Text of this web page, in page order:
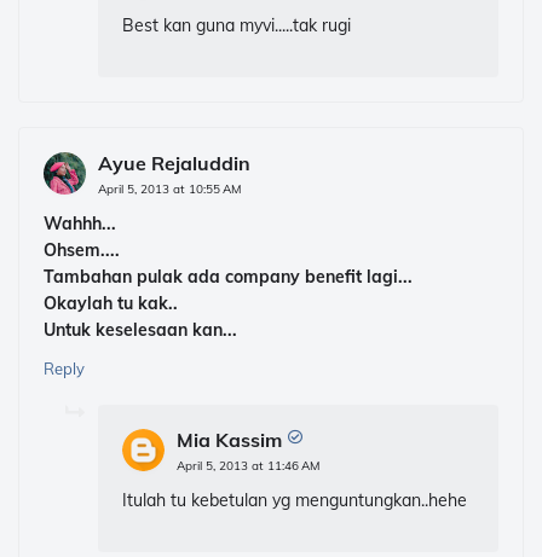
Best kan guna myvi.....tak rugi
Ayue Rejaluddin
April 5, 2013 at 10:55 AM
Wahhh...
Ohsem....
Tambahan pulak ada company benefit lagi...
Okaylah tu kak..
Untuk keselesaan kan...
Reply
Mia Kassim
April 5, 2013 at 11:46 AM
Itulah tu kebetulan yg menguntungkan..hehe